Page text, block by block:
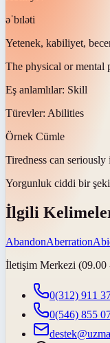
əˈbɪləti
Yetenek, kabiliyet,
The physical or mental
Eş anlamlılar: Skill
Türevler: Abilities
Örnek Cümle
Tiredness can
Yorgunluk ciddi bir
İlgili
AbandonAberration
İletişim Merkezi (09.00
0(312) 911
0(546) 855